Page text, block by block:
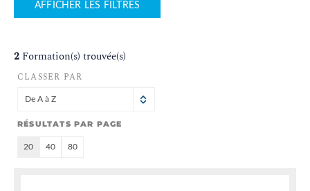
AFFICHER LES FILTRES
2 Formation(s) trouvée(s)
CLASSER PAR
De A à Z
RÉSULTATS PAR PAGE
20 40 80